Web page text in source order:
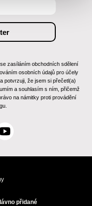
zasíláním obchodních sdělení
osobních údajů pro účely
potvrzuji, že jsem si přečetl(a)
a souhlasím s ním, přičemž
na námitky proti provádění
Y
u
přidané